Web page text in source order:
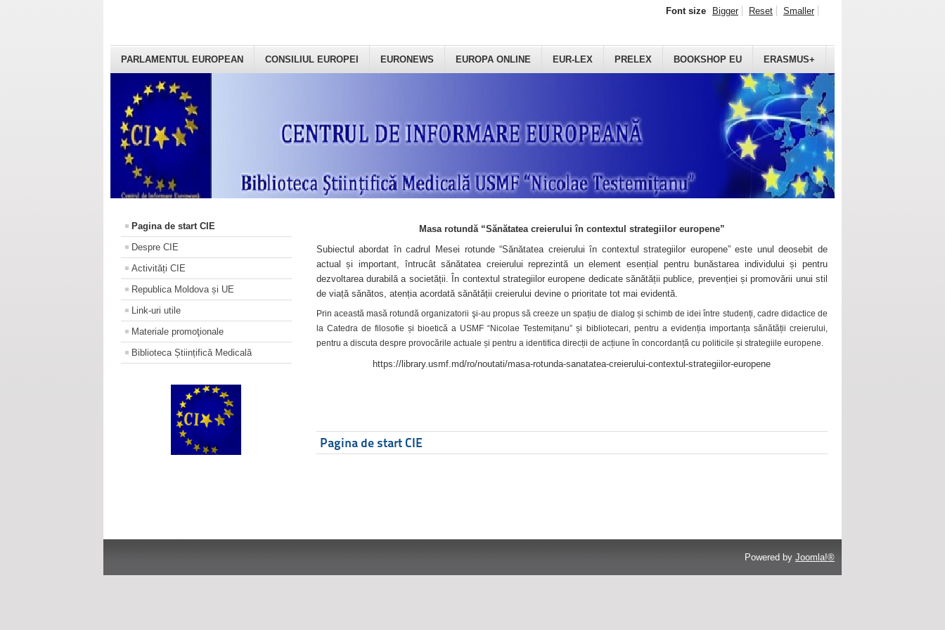
PARLAMENTUL EUROPEAN CONSILIUL EUROPEI EURONEWS EUROPA ONLINE EUR-LEX PRELEX BOOKSHOP EU ERASMUS+
Font size Bigger Reset Smaller
Pagina de start CIE
Despre CIE
Activități CIE
Republica Moldova și UE
Link-uri utile
Materiale promoţionale
Biblioteca Științifică Medicală
Masa rotundă “Sănătatea creierului în contextul strategiilor europene”
Subiectul abordat în cadrul Mesei rotunde “Sănătatea creierului în contextul strategiilor europene” este unul deosebit de
actual și important, întrucât sănătatea creierului reprezintă un element esențial pentru bunăstarea individului și pentru
dezvoltarea durabilă a societății. În contextul strategiilor europene dedicate sănătății publice, prevenției și promovării unui stil
de viață sănătos, atenția acordată sănătății creierului devine o prioritate tot mai evidentă.
Prin această masă rotundă organizatorii şi-au propus să creeze un spațiu de dialog și schimb de idei între studenți, cadre didactice de
la Catedra de filosofie și bioetică a USMF “Nicolae Testemițanu” și bibliotecari, pentru a evidenția importanța sănătății creierului,
pentru a discuta despre provocările actuale și pentru a identifica direcții de acțiune în concordanță cu politicile și strategiile europene.
https://library.usmf.md/ro/noutati/masa-rotunda-sanatatea-creierului-contextul-strategiilor-europene
Pagina de start CIE
Powered by Joomla!®